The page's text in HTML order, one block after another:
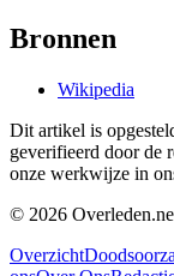
Bronnen
Wikipedia
Dit artikel is
geverifieerd door de
onze werkwijze in
© 2026
Overzicht